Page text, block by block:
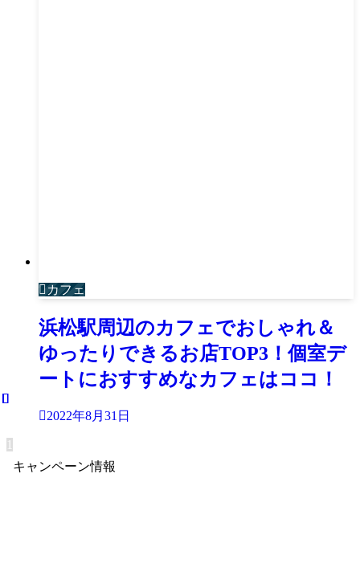
カフェ
浜松駅周辺のカフェでおしゃれ＆
ゆったりできるお店TOP3！個室デ
ートにおすすめなカフェはココ！
2022年8月31日
1
キャンペーン情報